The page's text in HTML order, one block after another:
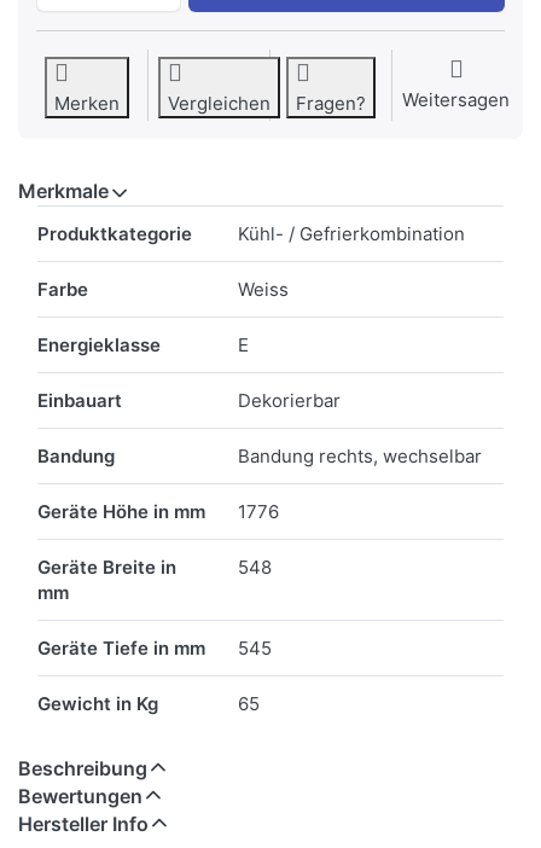
Merken Vergleichen Fragen? Weitersagen
Merkmale
Produktkategorie Kühl- / Gefrierkombination
Farbe Weiss
Energieklasse E
Einbauart Dekorierbar
Bandung Bandung rechts, wechselbar
Geräte Höhe in mm 1776
Geräte Breite in
mm
548
Geräte Tiefe in mm 545
Gewicht in Kg 65
Beschreibung
Bewertungen
Hersteller Info